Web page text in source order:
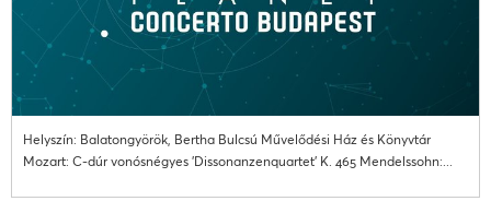
Helyszín: Balatongyörök, Bertha Bulcsú Művelődési Ház és Könyvtár
Mozart: C-dúr vonósnégyes 'Dissonanzenquartet' K. 465 Mendelssohn:...